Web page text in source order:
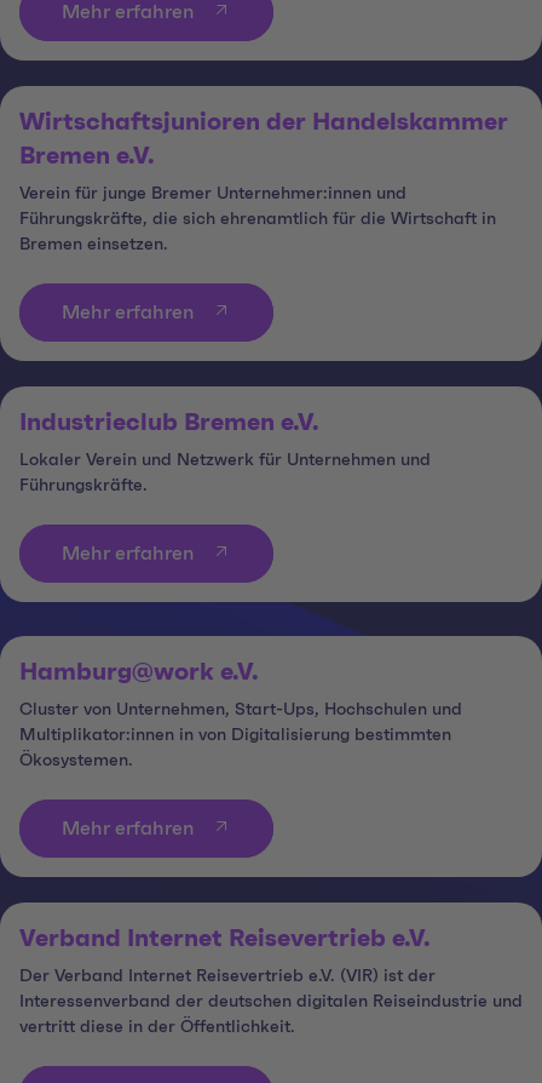
Mehr erfahren
Wirtschaftsjunioren der Handelskammer
Bremen e.V.
Verein für junge Bremer Unternehmer:innen und
Führungskräfte, die sich ehrenamtlich für die Wirtschaft in
Bremen einsetzen.
Mehr erfahren
Industrieclub Bremen e.V.
Lokaler Verein und Netzwerk für Unternehmen und
Führungskräfte.
Mehr erfahren
Hamburg@work e.V.
Cluster von Unternehmen, Start-Ups, Hochschulen und
Multiplikator:innen in von Digitalisierung bestimmten
Ökosystemen.
Mehr erfahren
Verband Internet Reisevertrieb e.V.
Der Verband Internet Reisevertrieb e.V. (VIR) ist der
Interessenverband der deutschen digitalen Reiseindustrie und
vertritt diese in der Öffentlichkeit.